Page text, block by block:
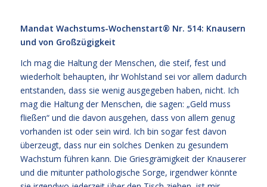
Mandat Wachstums-Wochenstart® Nr. 514: Knausern
und von Großzügigkeit
Ich mag die Haltung der Menschen, die steif, fest und
wiederholt behaupten, ihr Wohlstand sei vor allem dadurch
entstanden, dass sie wenig ausgegeben haben, nicht. Ich
mag die Haltung der Menschen, die sagen: „Geld muss
fließen“ und die davon ausgehen, dass von allem genug
vorhanden ist oder sein wird. Ich bin sogar fest davon
überzeugt, dass nur ein solches Denken zu gesundem
Wachstum führen kann. Die Griesgrämigkeit der Knauserer
und die mitunter pathologische Sorge, irgendwer könnte